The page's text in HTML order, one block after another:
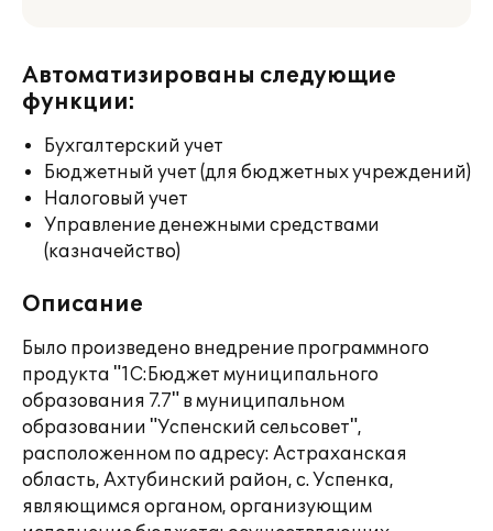
Автоматизированы следующие
функции:
Бухгалтерский учет
Бюджетный учет (для бюджетных учреждений)
Налоговый учет
Управление денежными средствами
(казначейство)
Описание
Было произведено внедрение программного
продукта "1С:Бюджет муниципального
образования 7.7" в муниципальном
образовании "Успенский сельсовет",
расположенном по адресу: Астраханская
область, Ахтубинский район, с. Успенка,
являющимся органом, организующим